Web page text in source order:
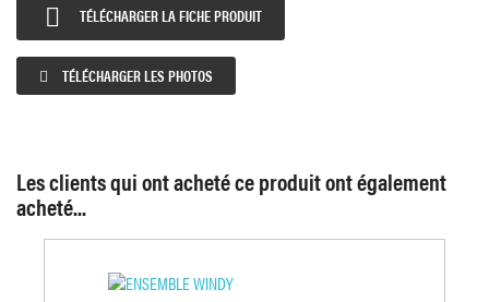
 TÉLÉCHARGER LA FICHE PRODUIT
TÉLÉCHARGER LES PHOTOS
Les clients qui ont acheté ce produit ont également
acheté...